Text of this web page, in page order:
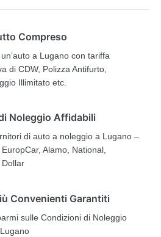
Compreso
a Lugano con tariffa
di CDW, Polizza Antifurto,
Illimitato etc.
Noleggio Affidabili
di auto a noleggio a Lugano –
Alamo, National,
Dollar
Convenienti Garantiti
sulle Condizioni di Noleggio